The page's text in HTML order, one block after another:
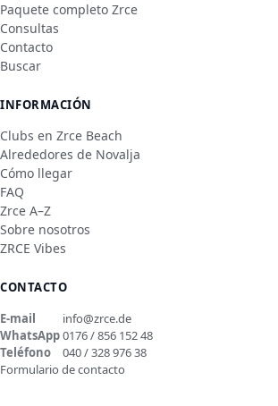
Paquete completo Zrce
Consultas
Contacto
Buscar
INFORMACIÓN
Clubs en Zrce Beach
Alrededores de Novalja
Cómo llegar
FAQ
Zrce A–Z
Sobre nosotros
ZRCE Vibes
CONTACTO
E-mail
info@zrce.de
WhatsApp0176 / 856 152 48
Teléfono
040 / 328 976 38
Formulario de contacto